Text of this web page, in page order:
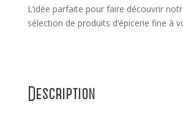
L’idée parfaite pour faire découvrir
sélection de produits d’épicerie fine à
Description